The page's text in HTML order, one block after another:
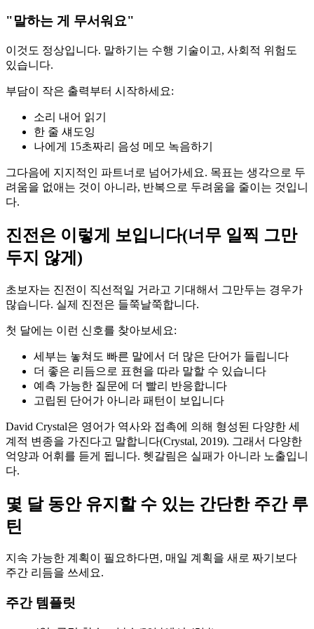
"말하는 게 무서워요"
이것도 정상입니다. 말하기는 수행 기술이고, 사회적 위험도
있습니다.
부담이 작은 출력부터 시작하세요:
소리 내어 읽기
한 줄 섀도잉
나에게 15초짜리 음성 메모 녹음하기
그다음에 지지적인 파트너로 넘어가세요. 목표는 생각으로 두
려움을 없애는 것이 아니라, 반복으로 두려움을 줄이는 것입니
다.
진전은 이렇게 보입니다(너무 일찍 그만
두지 않게)
초보자는 진전이 직선적일 거라고 기대해서 그만두는 경우가
많습니다. 실제 진전은 들쭉날쭉합니다.
첫 달에는 이런 신호를 찾아보세요:
세부는 놓쳐도 빠른 말에서 더 많은 단어가 들립니다
더 좋은 리듬으로 표현을 따라 말할 수 있습니다
예측 가능한 질문에 더 빨리 반응합니다
고립된 단어가 아니라 패턴이 보입니다
David Crystal은 영어가 역사와 접촉에 의해 형성된 다양한 세
계적 변종을 가진다고 말합니다(Crystal, 2019). 그래서 다양한
억양과 어휘를 듣게 됩니다. 헷갈림은 실패가 아니라 노출입니
다.
몇 달 동안 유지할 수 있는 간단한 주간 루
틴
지속 가능한 계획이 필요하다면, 매일 계획을 새로 짜기보다
주간 리듬을 쓰세요.
주간 템플릿